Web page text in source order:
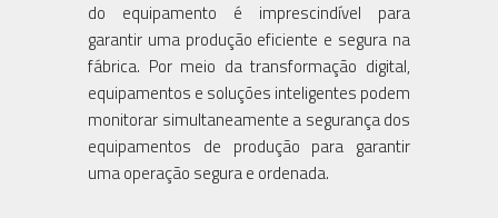
do equipamento é imprescindível para
garantir uma produção eficiente e segura na
fábrica. Por meio da transformação digital,
equipamentos e soluções inteligentes podem
monitorar simultaneamente a segurança dos
equipamentos de produção para garantir
uma operação segura e ordenada.